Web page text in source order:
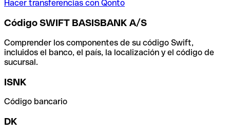
Hacer transferencias con Qonto
Código SWIFT BASISBANK A/S
Comprender los componentes de su código Swift,
incluidos el banco, el país, la localización y el código de
sucursal.
ISNK
Código bancario
DK